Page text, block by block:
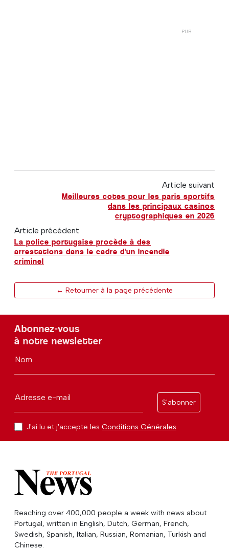
Article suivant
Meilleures cotes pour les paris sportifs
dans les principaux casinos
cryptographiques en 2026
Article précédent
La police portugaise procède à des
arrestations dans le cadre d'un incendie
criminel
← Retourner à la page précédente
Abonnez-vous
à notre newsletter
Nom
Adresse e-mail
S'abonner
J'ai lu et j'accepte les Conditions Générales
Reaching over 400,000 people a week with news about
Portugal, written in English, Dutch, German, French,
Swedish, Spanish, Italian, Russian, Romanian, Turkish and
Chinese.